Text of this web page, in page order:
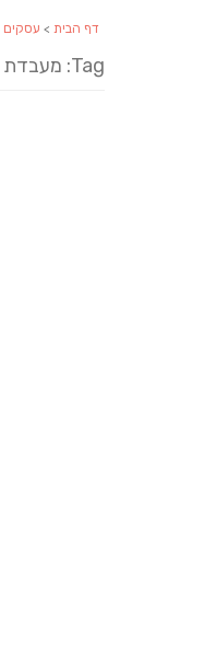
דף הבית > עסקים
Tag: מעבדת מחשבים במועצה אזורית אשכול